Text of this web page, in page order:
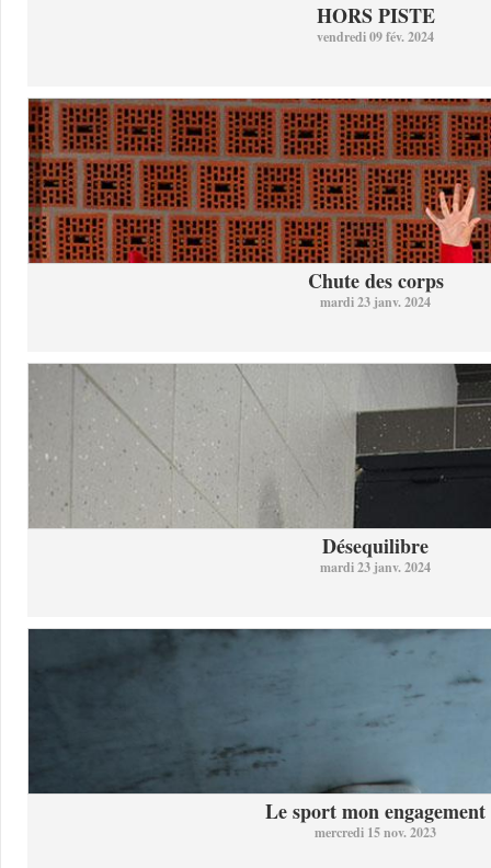
HORS PISTE
vendredi 09 fév. 2024
Chute des corps
mardi 23 janv. 2024
Désequilibre
mardi 23 janv. 2024
Le sport mon engagement
mercredi 15 nov. 2023